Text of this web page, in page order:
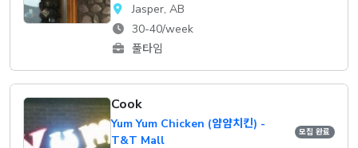
Jasper, AB
30-40/week
풀타임
Cook
Yum Yum Chicken (얌얌치킨) -
T&T Mall
모집 완료